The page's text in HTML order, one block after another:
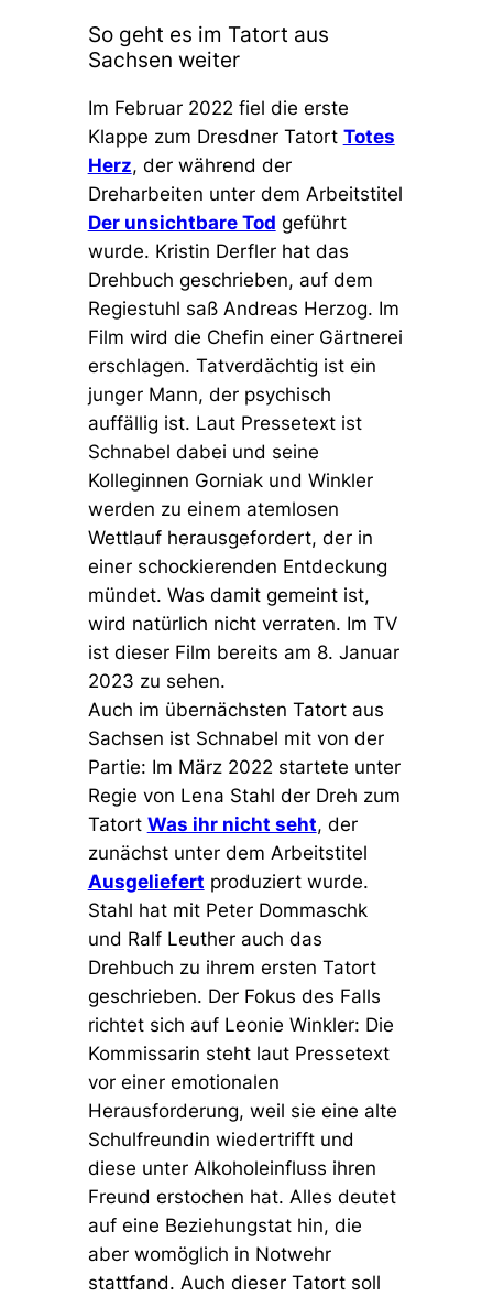
So geht es im Tatort aus
Sachsen weiter
Im Februar 2022 fiel die erste
Klappe zum Dresdner Tatort Totes
Herz, der während der
Dreharbeiten unter dem Arbeitstitel
Der unsichtbare Tod geführt
wurde. Kristin Derfler hat das
Drehbuch geschrieben, auf dem
Regiestuhl saß Andreas Herzog. Im
Film wird die Chefin einer Gärtnerei
erschlagen. Tatverdächtig ist ein
junger Mann, der psychisch
auffällig ist. Laut Pressetext ist
Schnabel dabei und seine
Kolleginnen Gorniak und Winkler
werden zu einem atemlosen
Wettlauf herausgefordert, der in
einer schockierenden Entdeckung
mündet. Was damit gemeint ist,
wird natürlich nicht verraten. Im TV
ist dieser Film bereits am 8. Januar
2023 zu sehen.
Auch im übernächsten Tatort aus
Sachsen ist Schnabel mit von der
Partie: Im März 2022 startete unter
Regie von Lena Stahl der Dreh zum
Tatort Was ihr nicht seht, der
zunächst unter dem Arbeitstitel
Ausgeliefert produziert wurde.
Stahl hat mit Peter Dommaschk
und Ralf Leuther auch das
Drehbuch zu ihrem ersten Tatort
geschrieben. Der Fokus des Falls
richtet sich auf Leonie Winkler: Die
Kommissarin steht laut Pressetext
vor einer emotionalen
Herausforderung, weil sie eine alte
Schulfreundin wiedertrifft und
diese unter Alkoholeinfluss ihren
Freund erstochen hat. Alles deutet
auf eine Beziehungstat hin, die
aber womöglich in Notwehr
stattfand. Auch dieser Tatort soll